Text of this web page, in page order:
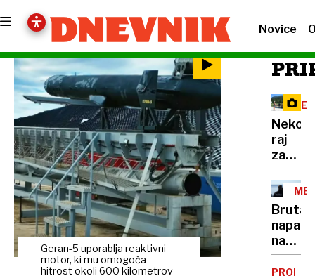
Novice
Geran-5 uporablja reaktivni
motor, ki mu omogoča
hitrost okoli 600 kilometrov
Nekoč
raj
za
danes
na
Vršič
leze
vsak,
napad
na
policija